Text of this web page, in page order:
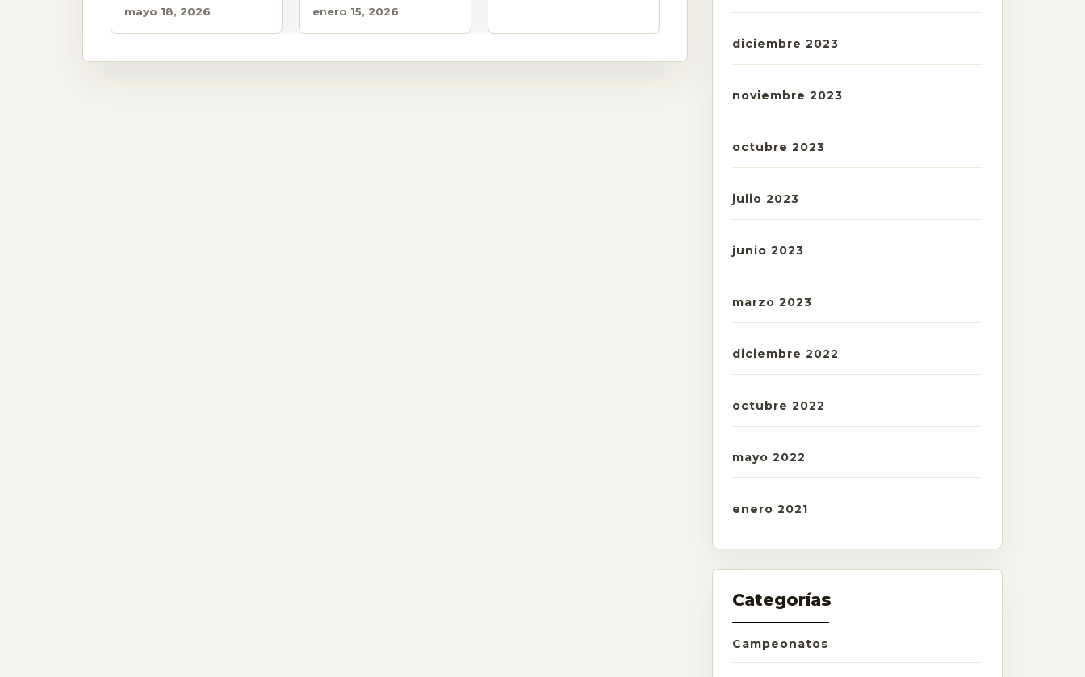
mayo 18, 2026 enero 15, 2026
diciembre 2023
noviembre 2023
octubre 2023
julio 2023
junio 2023
marzo 2023
diciembre 2022
octubre 2022
mayo 2022
enero 2021
Categorías
Campeonatos